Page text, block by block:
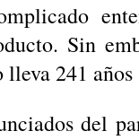
Sin
241
del